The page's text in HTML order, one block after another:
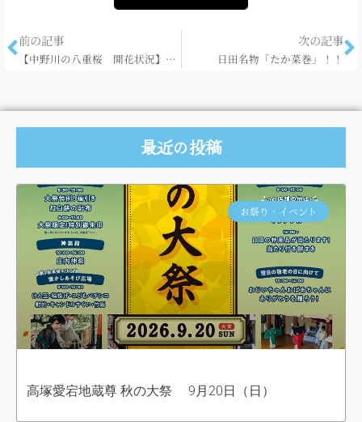
前の記事
【中野川の八重桜 開花状況】2013.4.6
次の記事
日田名物「たか菜巻」！！
最近の投稿
お祭り・イベント
高塚愛宕地蔵尊 秋の大祭 9月20日（日）